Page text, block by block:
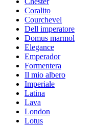
Coralito
Courchevel
Dell imperatore
Domus marmol
Elegance
Emperador
Formentera
Il mio albero
Imperiale
Latina
Lava
London
Lotus